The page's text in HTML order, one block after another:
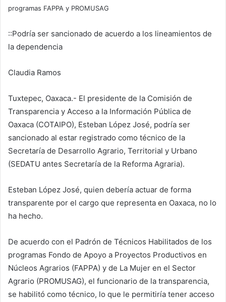
programas FAPPA y PROMUSAG
::Podría ser sancionado de acuerdo a los lineamientos de
la dependencia
Claudia Ramos
Tuxtepec, Oaxaca.- El presidente de la Comisión de
Transparencia y Acceso a la Información Pública de
Oaxaca (COTAIPO), Esteban López José, podría ser
sancionado al estar registrado como técnico de la
Secretaría de Desarrollo Agrario, Territorial y Urbano
(SEDATU antes Secretaría de la Reforma Agraria).
Esteban López José, quien debería actuar de forma
transparente por el cargo que representa en Oaxaca, no lo
ha hecho.
De acuerdo con el Padrón de Técnicos Habilitados de los
programas Fondo de Apoyo a Proyectos Productivos en
Núcleos Agrarios (FAPPA) y de La Mujer en el Sector
Agrario (PROMUSAG), el funcionario de la transparencia,
se habilitó como técnico, lo que le permitiría tener acceso